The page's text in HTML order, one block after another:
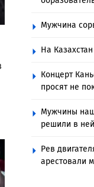
Мужчина
На
Концерт
просят не
Мужчины
решили в
Рев
арестовали